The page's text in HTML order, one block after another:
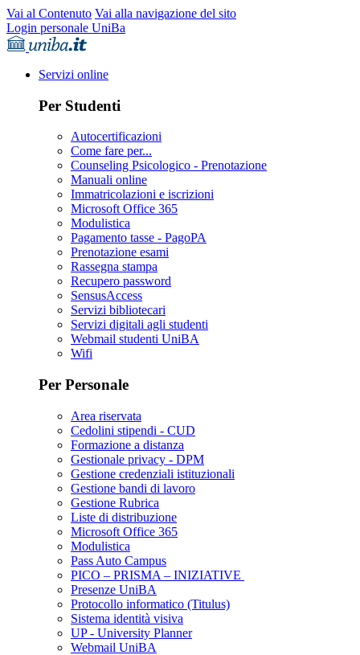
Vai al Contenuto Vai alla navigazione del sito
Login personale UniBa
Servizi online
Per Studenti
Autocertificazioni
Come fare per...
Counseling Psicologico - Prenotazione
Manuali online
Immatricolazioni e iscrizioni
Microsoft Office 365
Modulistica
Pagamento tasse - PagoPA
Prenotazione esami
Rassegna stampa
Recupero password
SensusAccess
Servizi bibliotecari
Servizi digitali agli studenti
Webmail studenti UniBA
Wifi
Per Personale
Area riservata
Cedolini stipendi - CUD
Formazione a distanza
Gestionale privacy - DPM
Gestione credenziali istituzionali
Gestione bandi di lavoro
Gestione Rubrica
Liste di distribuzione
Microsoft Office 365
Modulistica
Pass Auto Campus
PICO – PRISMA – INIZIATIVE
Presenze UniBA
Protocollo informatico (Titulus)
Sistema identità visiva
UP - University Planner
Webmail UniBA